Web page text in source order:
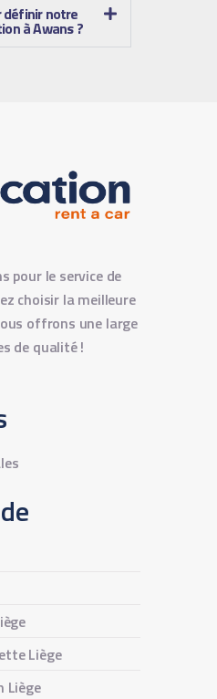
définir notre
à Awans ?
pour le service de
choisir la meilleure
offrons une large
de qualité !
Liège
Liège